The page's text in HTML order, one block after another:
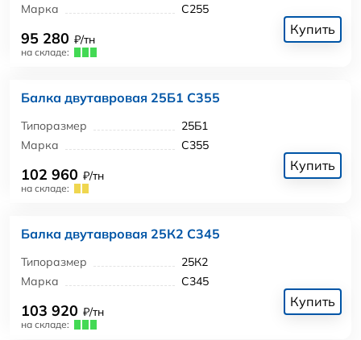
Марка
С255
95 280 ₽/тн
на складе:
Купить
Балка двутавровая 25Б1 С355
Типоразмер
25Б1
Марка
С355
102 960 ₽/тн
на складе:
Купить
Балка двутавровая 25К2 С345
Типоразмер
25К2
Марка
С345
103 920 ₽/тн
на складе:
Купить